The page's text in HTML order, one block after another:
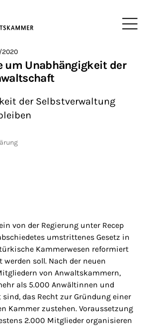
SPRINGEN
Presseerklärungen
2020
um Unabhängigkeit der
der Selbstverwaltung
von der Regierung unter Recep
umstrittenes Gesetz in
Kammerwesen reformiert
soll. Nach der neuen
von Anwaltskammern,
als 5.000 Anwältinnen und
das Recht zur Gründung einer
Kammer zustehen. Voraussetzung
2.000 Mitglieder organisieren